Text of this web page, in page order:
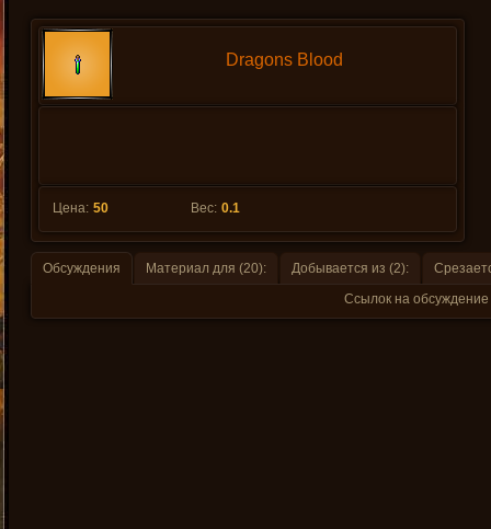
Dragons Blood
Цена: 50 Вес: 0.1
Обсуждения Материал для (20): Добывается из (2):
Ссылок на